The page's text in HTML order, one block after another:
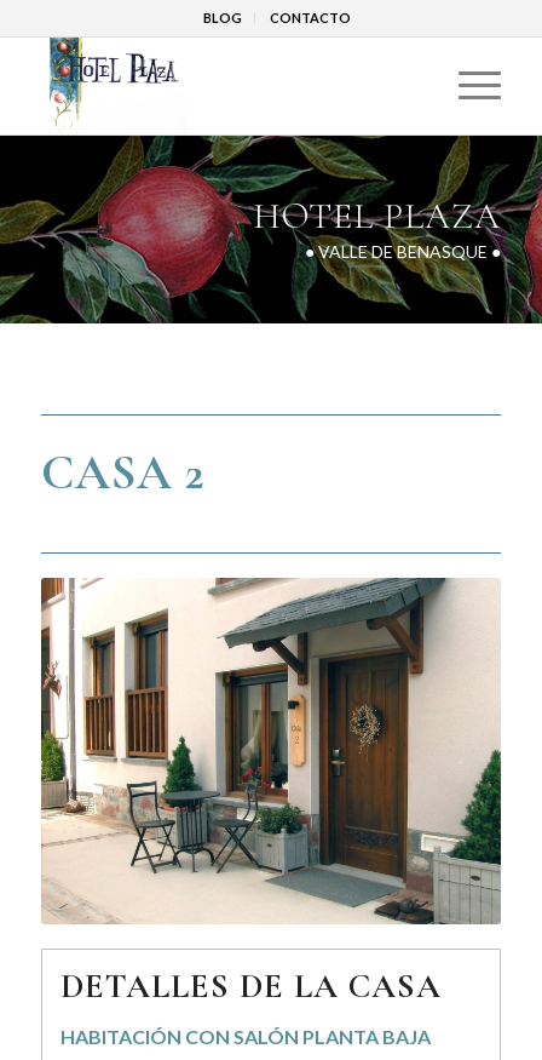
BLOG CONTACTO
HOTEL PLAZA
● VALLE DE BENASQUE ●
CASA 2
DETALLES DE LA CASA
HABITACIÓN CON SALÓN PLANTA BAJA